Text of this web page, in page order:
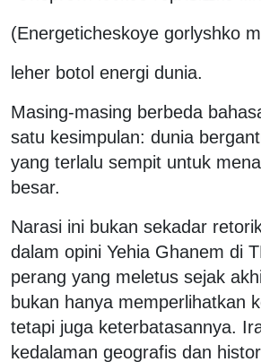
(Energeticheskoye gorlyshko
leher botol energi dunia.
Masing-masing berbeda
satu kesimpulan: dunia
yang terlalu sempit untuk
besar.
Narasi ini bukan sekadar
dalam opini Yehia Ghanem di
perang yang meletus sejak
bukan hanya memperlihatkan
tetapi juga keterbatasannya.
kedalaman geografis dan